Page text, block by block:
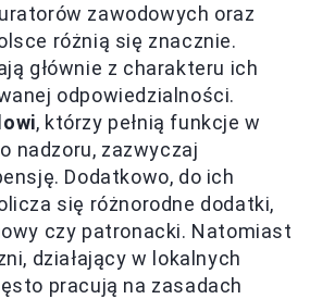
zawodowych oraz
różnią się znacznie.
głównie z charakteru ich
odpowiedzialności.
, którzy pełnią funkcje w
nadzoru, zazwyczaj
Dodatkowo, do ich
się różnorodne dodatki,
czy patronacki. Natomiast
działający w lokalnych
pracują na zasadach